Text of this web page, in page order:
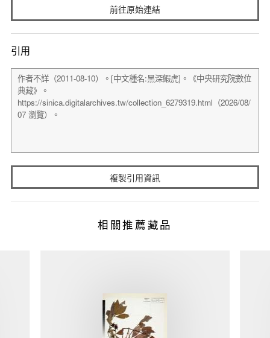
前往原始連結
引用
複製引用資訊
相關推薦藏品